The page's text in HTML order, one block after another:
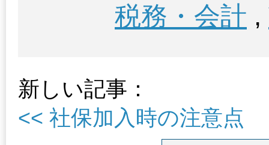
税務・会計 ,
新しい記事：
<< 社保加入時の注意点